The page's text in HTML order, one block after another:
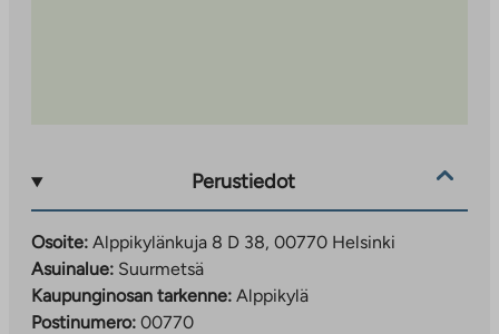
Perustiedot
Osoite: Alppikylänkuja 8 D 38, 00770 Helsinki
Asuinalue: Suurmetsä
Kaupunginosan tarkenne: Alppikylä
Postinumero: 00770